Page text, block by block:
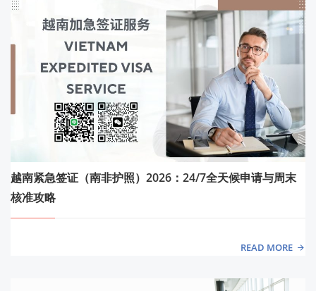
越南紧急签证（南非护照）2026：24/7全天候申请与周末
核准攻略
READ MORE